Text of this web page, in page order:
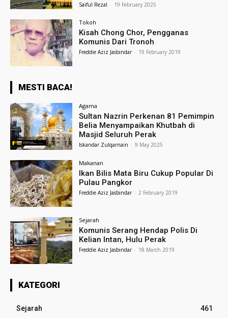
Saiful Rezal - 19 February 2025
Tokoh
Kisah Chong Chor, Pengganas
Komunis Dari Tronoh
Freddie Aziz Jasbindar - 19 February 2019
MESTI BACA!
Agama
Sultan Nazrin Perkenan 81 Pemimpin
Belia Menyampaikan Khutbah di
Masjid Seluruh Perak
Iskandar Zulqarnain - 9 May 2025
Makanan
Ikan Bilis Mata Biru Cukup Popular Di
Pulau Pangkor
Freddie Aziz Jasbindar - 2 February 2019
Sejarah
Komunis Serang Hendap Polis Di
Kelian Intan, Hulu Perak
Freddie Aziz Jasbindar - 18 March 2019
KATEGORI
Sejarah
461